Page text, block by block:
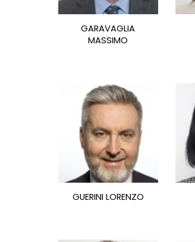
GARAVAGLIA
MASSIMO
GUERINI LORENZO